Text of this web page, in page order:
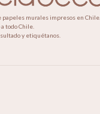
papeles murales impresos en Chile.
a todo Chile.
y etiquétanos.